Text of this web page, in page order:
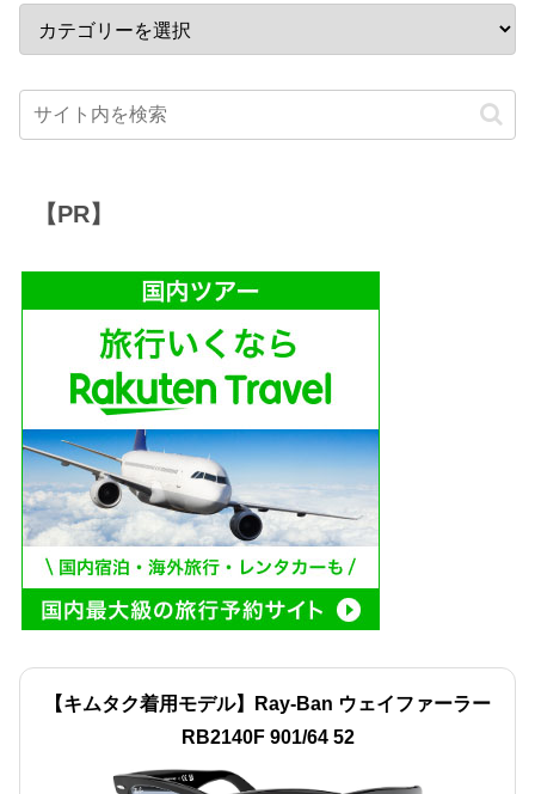
【PR】
【キムタク着用モデル】Ray-Ban ウェイファーラー
RB2140F 901/64 52